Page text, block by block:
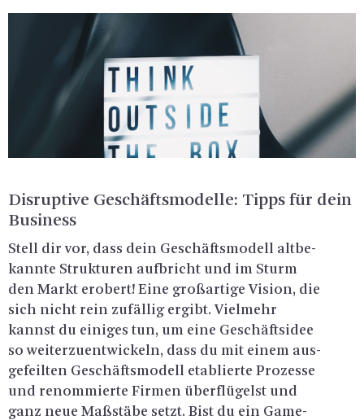
Dis­rup­ti­ve Ge­schäfts­mo­del­le: Tipps für dein
Busi­ness
Stell dir vor, dass dein Ge­schäfts­mo­dell alt­be­
kann­te Struk­tu­ren auf­bricht und im Sturm
den Markt er­obert! Eine gro­ßar­ti­ge Vi­si­on, die
sich nicht rein zu­fäl­lig er­gibt. Viel­mehr
kannst du ei­ni­ges tun, um eine Ge­schäfts­idee
so wei­ter­zu­ent­wi­ckeln, dass du mit einem aus­
ge­feil­ten Ge­schäfts­mo­dell eta­blier­te Pro­zes­se
und re­nom­mier­te Fir­men über­flü­gelst und
ganz neue Maß­stä­be setzt. Bist du ein Ga­me­